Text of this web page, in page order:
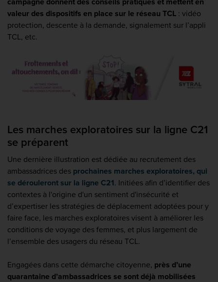
campagne donnent des conseils pratiques et mettent en
valeur des dispositifs en place sur le réseau TCL : vidéo
protection, descente à la demande, signalement sur l’appli
TCL, etc.
Les marches exploratoires sur la ligne C21
se préparent
Une dernière illustration est dédiée au recrutement des
ambassadrices des prochaines marches exploratoires, qui
se dérouleront sur la ligne C21. Initiées afin d’identifier des
contextes à l'origine d'un sentiment d'insécurité et
d’expertiser les stratégies de déplacement adoptées pour y
faire face, les marches exploratoires visent à améliorer les
conditions de voyage des femmes, et plus largement de
l’ensemble des usagers du réseau TCL.
Engagées dans cette démarche citoyenne, près d’une
quarantaine d’ambassadrices se sont déjà mobilisées